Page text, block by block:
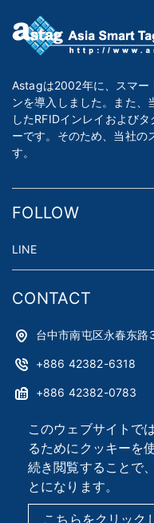
このウェブサイトで
るためにクッキーを
続き閲覧することで
とになります。
こちらをクリック
Astagは2002年に、スマー
ンを導入しました。また、
したRFIDインレイおよび
ーです。そのため、当社の
す。
FOLLOW
LINE
CONTACT
台中市南屯区永春东
+886 42382-6318
+886 42382-0783
astag@astag.com
roger@astag.com
2026 © Asia Smart Tag